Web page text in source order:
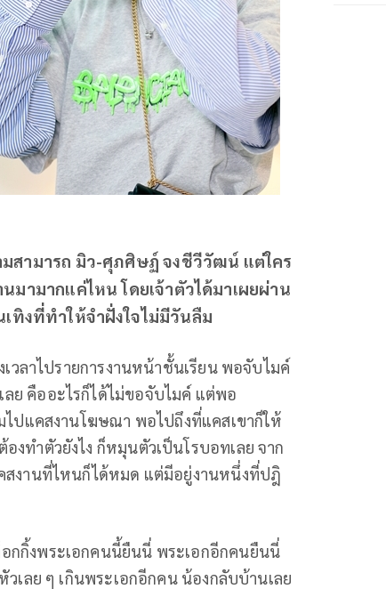
สามารถ มิว-ศุภศิษฏ์ จงชีวีวัฒน์ แต่ใคร
ามากแค่ไหน โดยเจ้าตัวได้มาเผยผ่าน
ทิงที่ทำให้จำฝั่งใจไม่มีวันลืม
วลาไปรายการงานหน้าชั้นเรียน พอจับไมค์
ย คืออะไรก็ได้ไม่ขอจับไมค์ แต่พอ
ปแคสงานโฆษณา พอไปถึงที่แคสเขาก็ให้
งทำตัวยังไง ก็หมุนตัวเป็นโรบอทเลย จาก
สงานที่ไหนก็ได้หมด แต่มีอยู่งานหนึ่งที่ปฎิ
กกิ้งพระเอกคนนี้ยืนนี่ พระเอกอีกคนยืนนี่
เลย ๆ เกินพระเอกอีกคน น้องกลับบ้านเลย